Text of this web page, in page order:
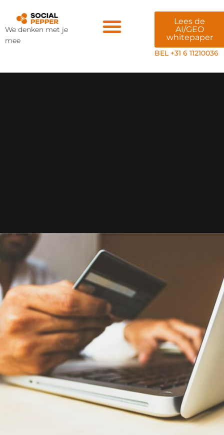
We denken met je
mee
Lees de
AI/GEO
whitepaper
BEL +31 6 11210036